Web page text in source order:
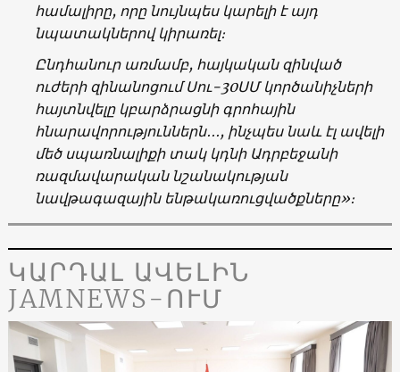
համալիրը, որը նույնպես կարելի է այդ
նպատակներով կիրառել։
Ընդհանուր առմամբ, հայկական զինված
ուժերի զինանոցում Սու-30ՍՄ կործանիչների
հայտնվելը կբարձրացնի գրոհային
հնարավորություններն․․․, ինչպես նաև էլ ավելի
մեծ սպառնալիքի տակ կդնի Ադրբեջանի
ռազմավարական նշանակության
նավթագազային ենթակառուցվածքները»։
ԿԱՐԴԱԼ ԱՎԵԼԻՆ
JAMNEWS-ՈՒՄ